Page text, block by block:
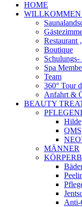
HOME
WILLKOMMEN
Restaurant
Boutique
Schulungs-
Spa
Team
360° Tour
Anfahrt &
BEAUTY
QMS
MÄNNER
Anti-